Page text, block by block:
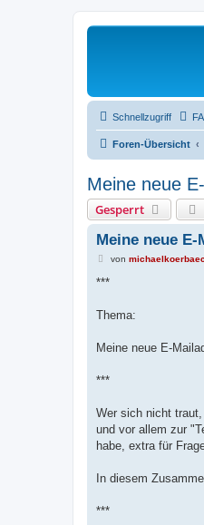
Schnellzugriff
Foren-Übersicht
Meine neue
Gesperrt
Meine neue
B
i
a
von
***
Thema:
Meine neue E-
***
Wer sich nicht
und vor allem zur
habe, extra für
In diesem
***